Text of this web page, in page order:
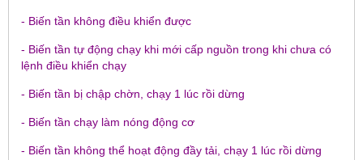
- Biến tần không điều khiển được
- Biến tần tự động chạy khi mới cấp nguồn trong khi chưa có
lệnh điều khiển chạy
- Biến tần bị chập chờn, chạy 1 lúc rồi dừng
- Biến tần chạy làm nóng động cơ
- Biến tần không thể hoạt động đầy tải, chạy 1 lúc rồi dừng